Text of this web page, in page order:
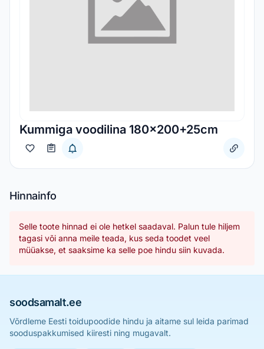
Kummiga voodilina 180x200+25cm
Hinnainfo
Selle toote hinnad ei ole hetkel saadaval. Palun tule hiljem
tagasi või anna meile teada, kus seda toodet veel
müüakse, et saaksime ka selle poe hindu siin kuvada.
soodsamalt.ee
Võrdleme Eesti toidupoodide hindu ja aitame sul leida parimad
sooduspakkumised kiiresti ning mugavalt.